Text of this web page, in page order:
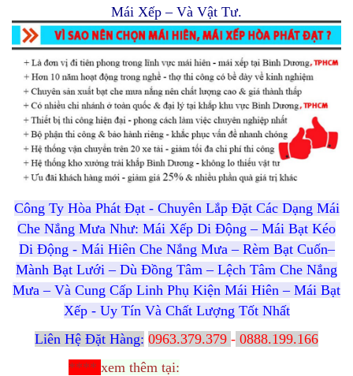
Mái Xếp – Và Vật Tư.
Công Ty Hòa Phát Đạt - Chuyên Lắp Đặt Các Dạng Mái
Che Nắng Mưa Như: Mái Xếp Di Động – Mái Bạt Kéo
Di Động - Mái Hiên Che Nắng Mưa – Rèm Bạt Cuốn–
Mành Bạt Lưới – Dù Đồng Tâm – Lệch Tâm Che Nắng
Mưa – Và Cung Cấp Linh Phụ Kiện Mái Hiên – Mái Bạt
Xếp - Uy Tín Và Chất Lượng Tốt Nhất
Liên Hệ Đặt Hàng: 0963.379.379 - 0888.199.166
**** xem thêm tại: